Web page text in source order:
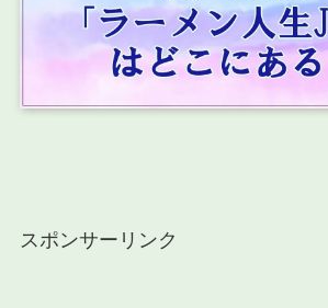
スポンサーリンク